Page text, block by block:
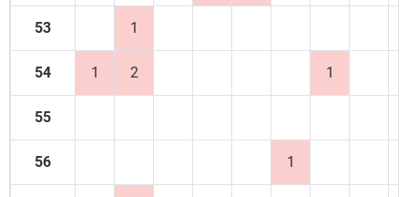
53 1
54 1 2 1
55
56 1